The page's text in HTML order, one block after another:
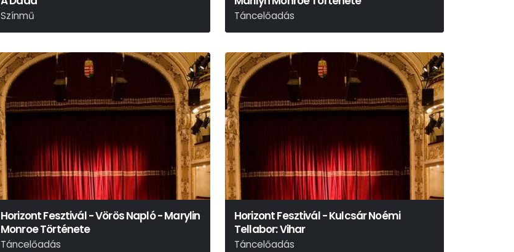
Színmű
Bródy Sándor
Táncelőadás
Horizont Fesztivál - Vörös Napló - Marylin
Monroe Története
Táncelőadás
Horizont Fesztivál - Kulcsár Noémi
Tellabor: Vihar
Táncelőadás